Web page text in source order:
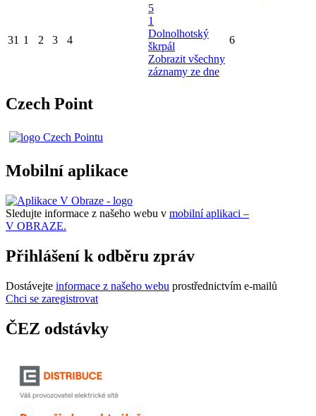
31 1 2 3 4
5
1
Dolnolhotský
škrpál
Zobrazit všechny
záznamy ze dne
6
Czech Point
Mobilní aplikace
Sledujte informace z našeho webu v mobilní aplikaci –
V OBRAZE.
Přihlášení k odběru zpráv
Dostávejte informace z našeho webu prostřednictvím e-mailů
Chci se zaregistrovat
ČEZ odstávky